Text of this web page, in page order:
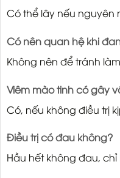
Có thể lây nếu nguyên
Có nên quan hệ khi
Không nên để tránh
Viêm mào tinh có gây
Có, nếu không điều trị
Điều trị có đau không?
Hầu hết không đau, chỉ